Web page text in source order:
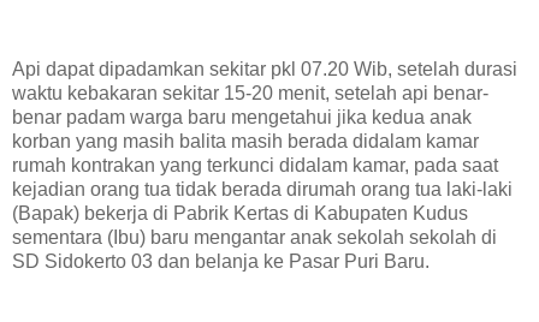
Api dapat dipadamkan sekitar pkl 07.20 Wib, setelah durasi
waktu kebakaran sekitar 15-20 menit, setelah api benar-
benar padam warga baru mengetahui jika kedua anak
korban yang masih balita masih berada didalam kamar
rumah kontrakan yang terkunci didalam kamar, pada saat
kejadian orang tua tidak berada dirumah orang tua laki-laki
(Bapak) bekerja di Pabrik Kertas di Kabupaten Kudus
sementara (Ibu) baru mengantar anak sekolah sekolah di
SD Sidokerto 03 dan belanja ke Pasar Puri Baru.